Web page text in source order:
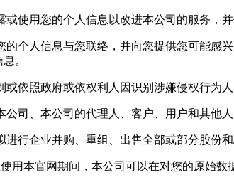
或使用您的个人信息以改进本公司的服务，
的个人信息与您联络，并向您提供您可能感
。
或依照政府或依权利人因识别涉嫌侵权行为
公司、本公司的代理人、客户、用户和其他
进行企业并购、重组、出售全部或部分股份
用本官网期间，本公司可以在对您的原始